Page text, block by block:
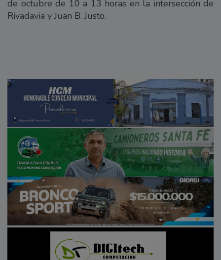
de octubre de 10 a 13 horas en la intersección de
Rivadavia y Juan B. Justo.